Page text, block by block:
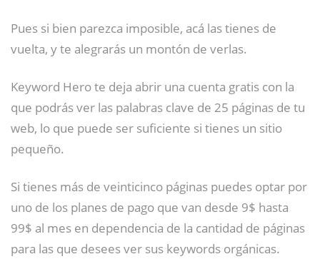
Pues si bien parezca imposible, acá las tienes de
vuelta, y te alegrarás un montón de verlas.
Keyword Hero te deja abrir una cuenta gratis con la
que podrás ver las palabras clave de 25 páginas de tu
web, lo que puede ser suficiente si tienes un sitio
pequeño.
Si tienes más de veinticinco páginas puedes optar por
uno de los planes de pago que van desde 9$ hasta
99$ al mes en dependencia de la cantidad de páginas
para las que desees ver sus keywords orgánicas.